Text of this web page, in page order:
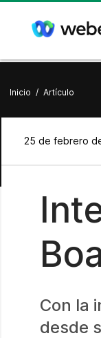
Inicio / Artículo
25 de febrero
Con la
desde